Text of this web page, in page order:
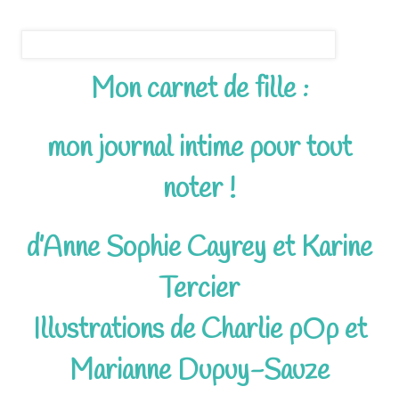
Mon carnet de fille :
mon journal intime pour tout
noter !
d’Anne Sophie Cayrey et Karine
Tercier
Illustrations de Charlie pOp et
Marianne Dupuy-Sauze